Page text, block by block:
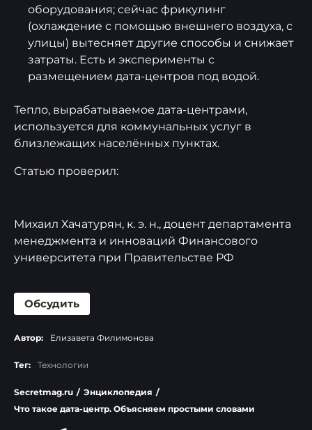
оборудования; сейчас фрикулинг
(охлаждение с помощью внешнего воздуха, с
улицы) вытесняет другие способы и снижает
затраты. Есть и эксперименты с
размещением дата-центров под водой.
Тепло, вырабатываемое дата-центрами,
используется для коммунальных услуг в
близлежащих населённых пунктах.
Статью проверил:
Михаил Хачатурян, к. э. н., доцент департамента
менеджмента и инноваций Финансового
университета при Правительстве РФ
Обсудить
Автор: Елизавета Филимонова
Тег: Технологии
Secretmag.ru / Энциклопедия /
Что такое дата-центр. Объясняем простыми словами